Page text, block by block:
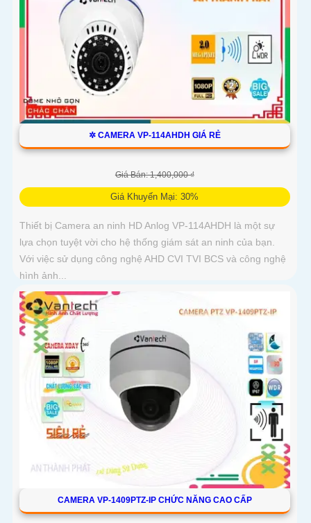
✲ CAMERA VP-114AHDH GIÁ RẺ
Giá Bán: 1,400,000 ₫
Giá Khuyến Mại: 30%
Thiết bị Camera an ninh HD Anlog VP-114AHDH là một sự
lựa chọn tuyệt vời cho hệ thống giám sát an ninh của bạn.
Với việc sử dụng công nghệ AHD CVI TVI BCS và công nghệ
hình ảnh...
CAMERA VP-1409PTZ-IP CHỨC NĂNG CAO CẤP